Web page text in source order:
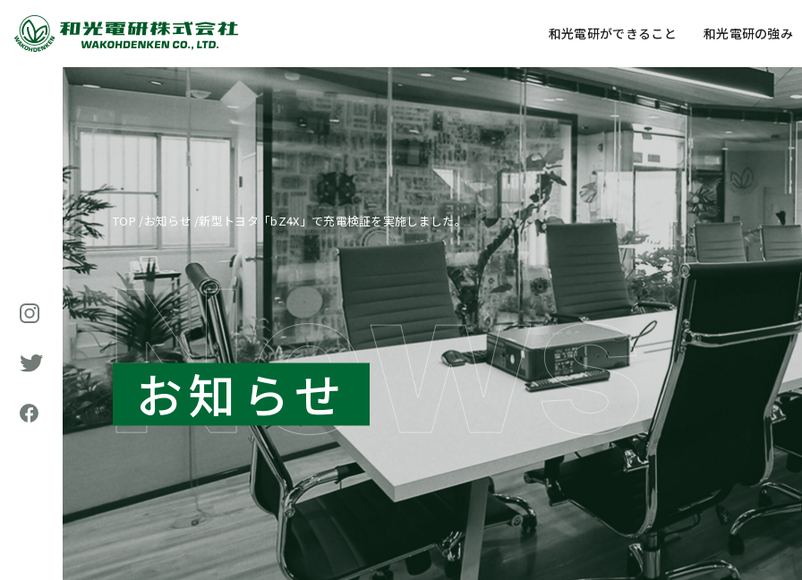
和光電研ができること 和光電研の強み
TOP /お知らせ /新型トヨタ「bZ4X」で充電検証を実施しました。
お知らせ